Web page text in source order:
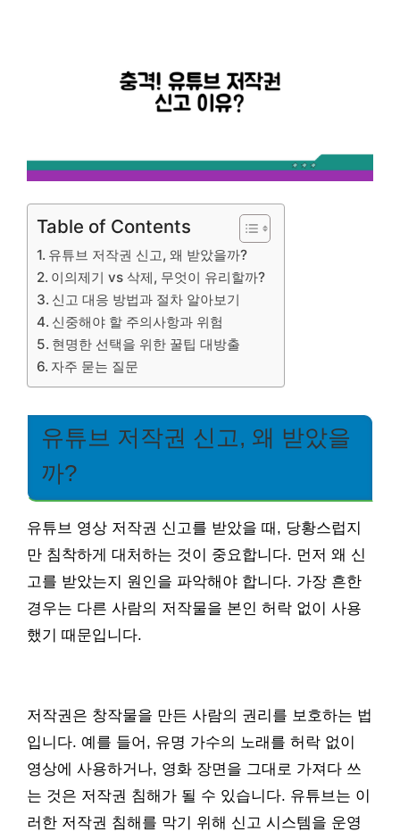
Table of Contents
유튜브 저작권 신고, 왜 받았을까?
이의제기 vs 삭제, 무엇이 유리할까?
신고 대응 방법과 절차 알아보기
신중해야 할 주의사항과 위험
현명한 선택을 위한 꿀팁 대방출
자주 묻는 질문
유튜브 저작권 신고, 왜 받았을
까?
유튜브 영상 저작권 신고를 받았을 때, 당황스럽지
만 침착하게 대처하는 것이 중요합니다. 먼저 왜 신
고를 받았는지 원인을 파악해야 합니다. 가장 흔한
경우는 다른 사람의 저작물을 본인 허락 없이 사용
했기 때문입니다.
저작권은 창작물을 만든 사람의 권리를 보호하는 법
입니다. 예를 들어, 유명 가수의 노래를 허락 없이
영상에 사용하거나, 영화 장면을 그대로 가져다 쓰
는 것은 저작권 침해가 될 수 있습니다. 유튜브는 이
러한 저작권 침해를 막기 위해 신고 시스템을 운영